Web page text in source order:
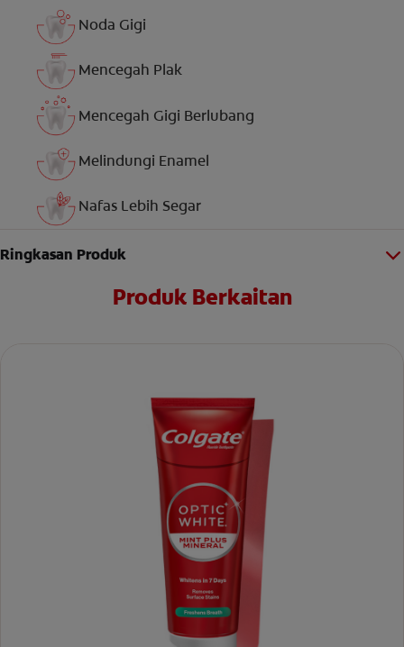
Noda Gigi
Mencegah Plak
Mencegah Gigi Berlubang
Melindungi Enamel
Nafas Lebih Segar
Ringkasan Produk
Produk Berkaitan